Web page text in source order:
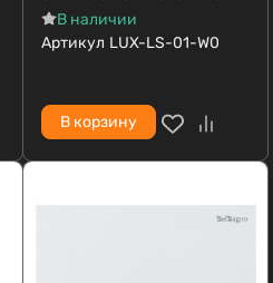
В наличии
Артикул LUX-LS-01-W0
В корзину